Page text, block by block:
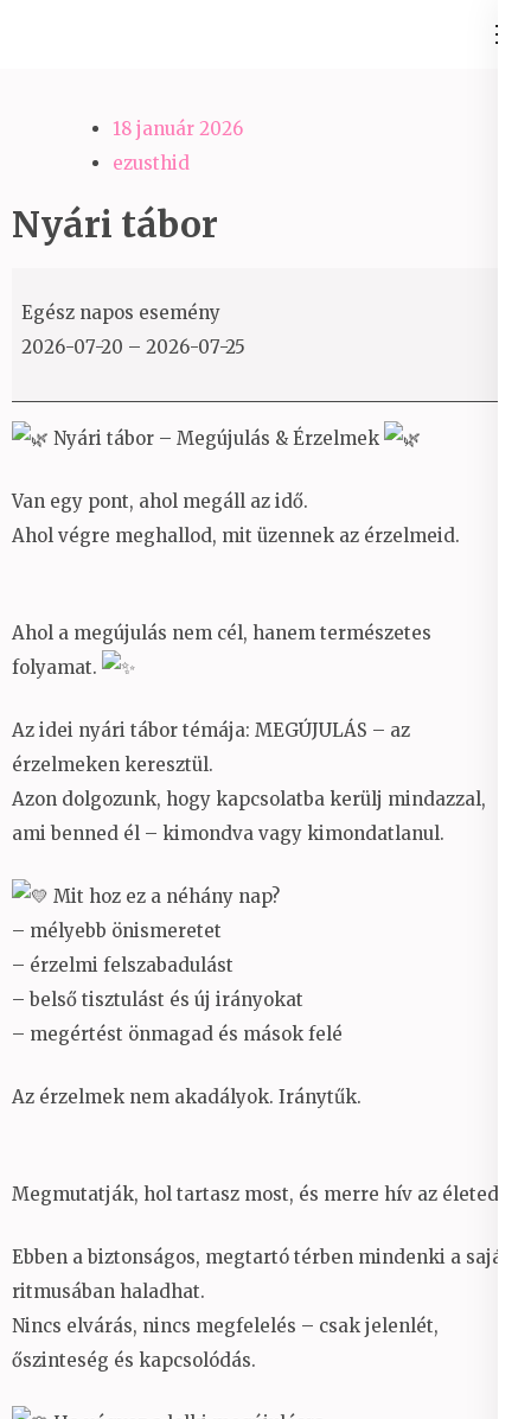
18 január 2026
ezusthid
Nyári tábor
tábor
Egész napos esemény
2026-07-20 – 2026-07-25
Nyári tábor – Megújulás & Érzelmek
Van egy pont, ahol megáll az idő.
Ahol végre meghallod, mit üzennek az érzelmeid.
Ahol a megújulás nem cél, hanem természetes
folyamat.
Az idei nyári tábor témája: MEGÚJULÁS – az
érzelmeken keresztül.
Azon dolgozunk, hogy kapcsolatba kerülj mindazzal,
ami benned él – kimondva vagy kimondatlanul.
Mit hoz ez a néhány nap?
– mélyebb önismeretet
– érzelmi felszabadulást
– belső tisztulást és új irányokat
– megértést önmagad és mások felé
Az érzelmek nem akadályok. Iránytűk.
Megmutatják, hol tartasz most, és merre hív az életed.
Ebben a biztonságos, megtartó térben mindenki a saját
ritmusában haladhat.
Nincs elvárás, nincs megfelelés – csak jelenlét,
őszinteség és kapcsolódás.